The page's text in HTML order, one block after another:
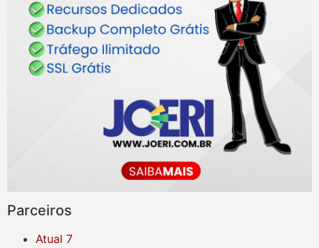
Parceiros
Atual 7